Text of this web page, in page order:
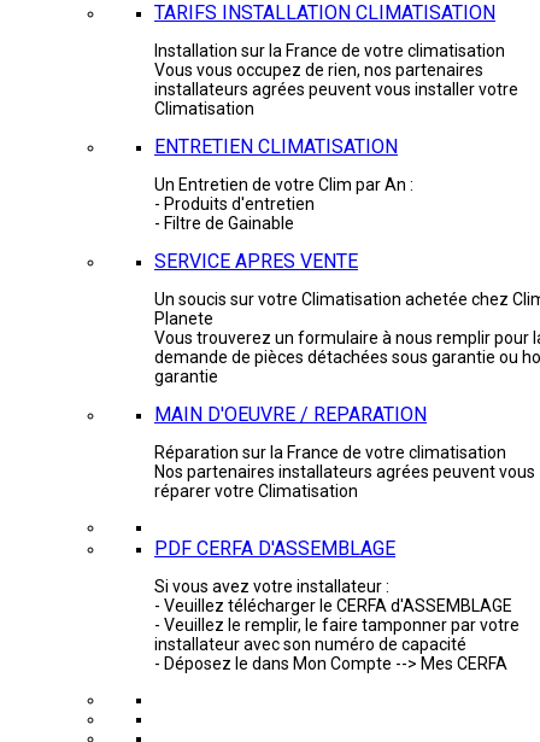
TARIFS INSTALLATION CLIMATISATION
Installation sur la France de votre climatisation
Vous vous occupez de rien, nos partenaires
installateurs agrées peuvent vous installer votre
Climatisation
ENTRETIEN CLIMATISATION
Un Entretien de votre Clim par An :
- Produits d'entretien
- Filtre de Gainable
SERVICE APRES VENTE
Un soucis sur votre Climatisation achetée chez
Planete
Vous trouverez un formulaire à nous remplir pour
demande de pièces détachées sous garantie ou
garantie
MAIN D'OEUVRE / REPARATION
Réparation sur la France de votre climatisation
Nos partenaires installateurs agrées peuvent vous
réparer votre Climatisation
PDF CERFA D'ASSEMBLAGE
Si vous avez votre installateur :
- Veuillez télécharger le CERFA d'ASSEMBLAGE
- Veuillez le remplir, le faire tamponner par votre
installateur avec son numéro de capacité
- Déposez le dans Mon Compte --> Mes CERFA